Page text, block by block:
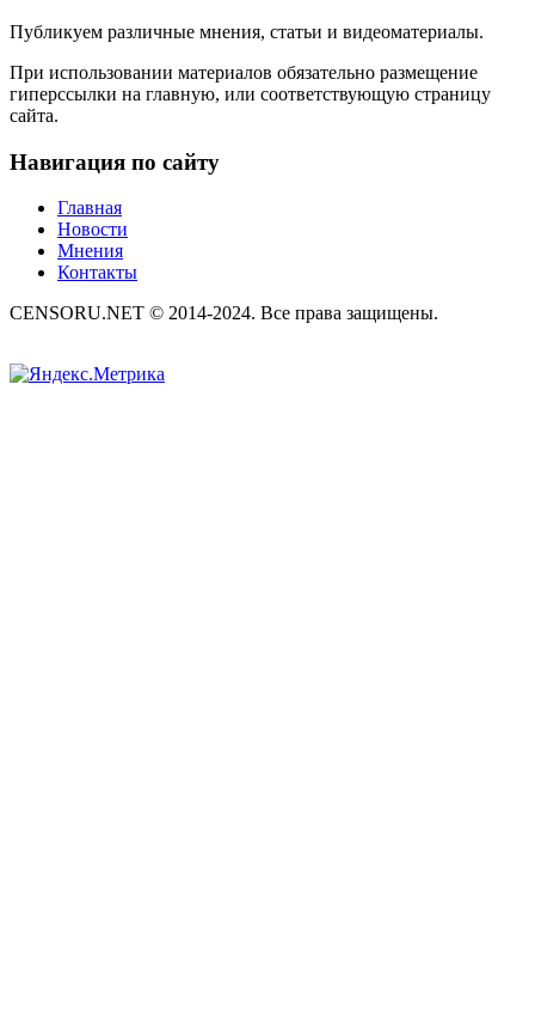
Публикуем различные мнения, статьи и видеоматериалы.
При использовании материалов обязательно размещение
гиперссылки на главную, или соответствующую страницу
сайта.
Навигация по сайту
Главная
Новости
Мнения
Контакты
CENSORU.NET © 2014-2024. Все права защищены.